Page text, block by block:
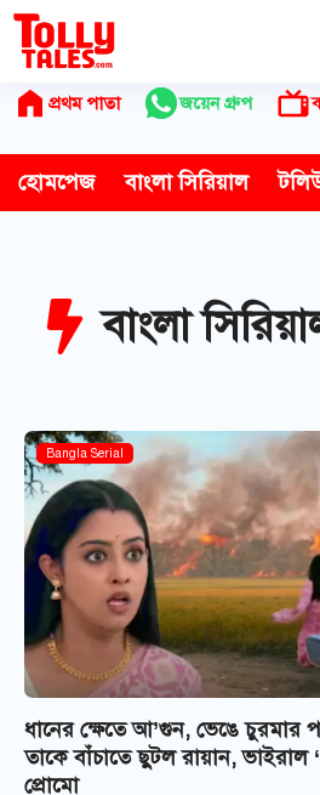
Skip
content
প্রথম পাতা জয়েন গ্রুপ
হোমপেজ বাংলা সিরিয়াল
বাংলা
Bangla Serial
ধানের ক্ষেতে আ’গুন, ভেঙে চুরমার
তাকে বাঁচাতে ছুটল রায়ান, ভাইরাল
প্রোমো